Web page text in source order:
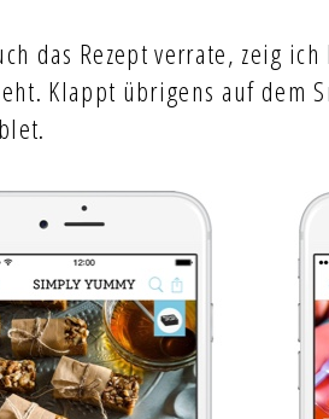
das Rezept verrate, zeig
Klappt übrigens auf dem